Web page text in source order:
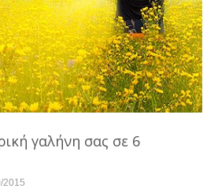
γαλήνη σας σε 6
2015